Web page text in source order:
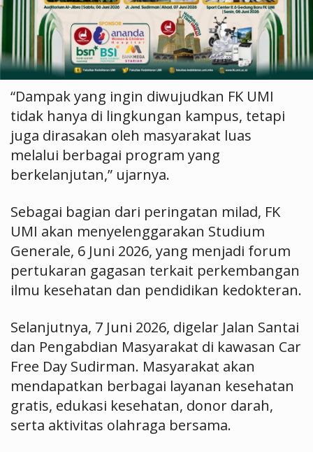
“Dampak yang ingin diwujudkan FK UMI
tidak hanya di lingkungan kampus, tetapi
juga dirasakan oleh masyarakat luas
melalui berbagai program yang
berkelanjutan,” ujarnya.
Sebagai bagian dari peringatan milad, FK
UMI akan menyelenggarakan Studium
Generale, 6 Juni 2026, yang menjadi forum
pertukaran gagasan terkait perkembangan
ilmu kesehatan dan pendidikan kedokteran.
Selanjutnya, 7 Juni 2026, digelar Jalan Santai
dan Pengabdian Masyarakat di kawasan Car
Free Day Sudirman. Masyarakat akan
mendapatkan berbagai layanan kesehatan
gratis, edukasi kesehatan, donor darah,
serta aktivitas olahraga bersama.